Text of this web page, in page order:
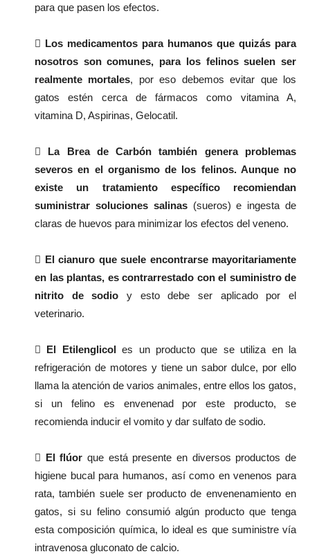
para que pasen los efectos.
 Los medicamentos para humanos que quizás para
nosotros son comunes, para los felinos suelen ser
realmente mortales, por eso debemos evitar que los
gatos estén cerca de fármacos como vitamina A,
vitamina D, Aspirinas, Gelocatil.
 La Brea de Carbón también genera problemas
severos en el organismo de los felinos. Aunque no
existe un tratamiento específico recomiendan
suministrar soluciones salinas(sueros) e ingesta de
claras de huevos para minimizar los efectos del veneno.
 El cianuro que suele encontrarse mayoritariamente
en las plantas, es contrarrestado con el suministro de
nitrito de sodio y esto debe ser aplicado por el
veterinario.
 El Etilenglicoles un producto que se utiliza en la
refrigeración de motores y tiene un sabor dulce, por ello
llama la atención de varios animales, entre ellos los gatos,
si un felino es envenenad por este producto, se
recomienda inducir el vomito y dar sulfato de sodio.
 El flúor que está presente en diversos productos de
higiene bucal para humanos, así como en venenos para
rata, también suele ser producto de envenenamiento en
gatos, si su felino consumió algún producto que tenga
esta composición química, lo ideal es que suministre vía
intravenosa gluconato de calcio.